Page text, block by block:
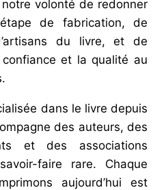
volonté de redonner
de fabrication, de
du livre, et de
confiance et la qualité au
dans le livre depuis
des auteurs, des
et des associations
faire rare. Chaque
aujourd’hui est